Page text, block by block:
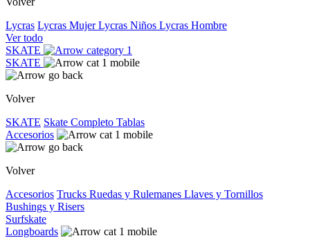
Lycras Lycras MujerLycras Niños Lycras Hombre
Ver todo
SKATE
SKATE
Volver
SKATE Skate Completo Tablas
Accesorios
Volver
Accesorios Trucks Ruedas y Rulemanes Llaves y Tornillos
Bushings y Risers
Surfskate
Longboards